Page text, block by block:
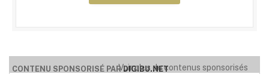
CONTENU SPONSORISÉ PARDIGIBU.NET
Voir plus de contenus sponsorisés